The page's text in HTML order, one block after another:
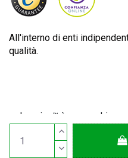
All'interno di enti
qualità.
Lecuine™ è un marchio
Projects S.L. Italiano: